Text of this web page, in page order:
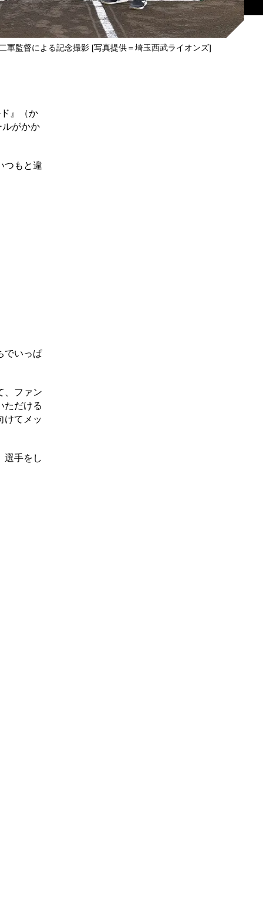
軍監督による記念撮影 [写真提供＝埼玉西武ライオンズ]
』（か
ルがかか
つもと違
でいっぱ
、ファン
ただける
けてメッ
選手をし